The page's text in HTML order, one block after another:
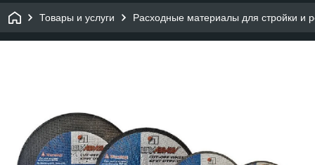
Товары и услуги Расходные материалы для стройки и